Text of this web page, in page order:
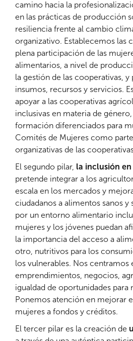
camino hacia la
en las prácticas de producción
resiliencia frente al cambio
organizativo. Establecemos las
plena participación de las
alimentarios, a nivel de
la gestión de las cooperativas, y
insumos, recursos y servicios.
apoyar a las cooperativas
inclusivas en materia de
formación diferenciados para
Comités de Mujeres como
organizativas de las
El segundo pilar, la inclusión
pretende integrar a los
escala en los mercados y
ciudadanos a alimentos sanos y
por un entorno alimentario
mujeres y los jóvenes puedan
la importancia del acceso a
otro, nutritivos para los
los vulnerables. Nos centramos
emprendimientos, negocios,
igualdad de oportunidades para
Ponemos atención en mejorar
mujeres a fondos y créditos.
El tercer pilar es la creación de